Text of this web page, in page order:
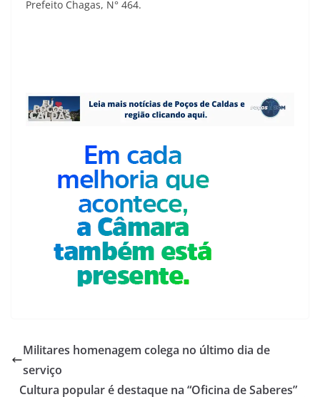
Prefeito Chagas, N° 464.
Militares homenagem colega no último dia de
serviço
Cultura popular é destaque na “Oficina de Saberes”